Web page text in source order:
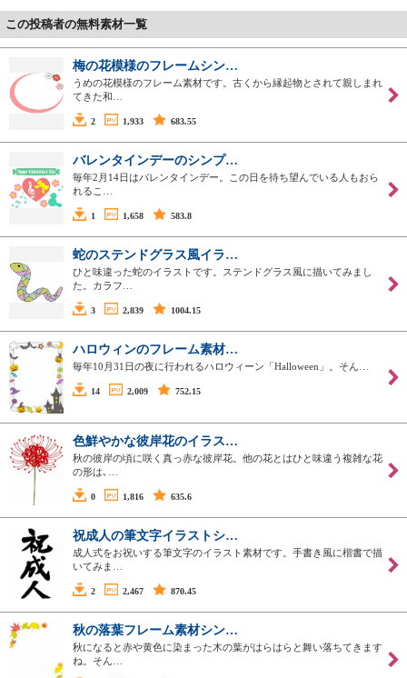
この投稿者の無料素材一覧
梅の花模様のフレームシン…
うめの花模様のフレーム素材です。古くから縁起物とされて親しまれ
てきた和…
2 1,933 683.55
バレンタインデーのシンプ…
毎年2月14日はバレンタインデー。この日を待ち望んでいる人もおら
れるこ…
1 1,658 583.8
蛇のステンドグラス風イラ…
ひと味違った蛇のイラストです。ステンドグラス風に描いてみまし
た。カラフ…
3 2,839 1004.15
ハロウィンのフレーム素材…
毎年10月31日の夜に行われるハロウィーン「Halloween」。そん…
14 2,009 752.15
色鮮やかな彼岸花のイラス…
秋の彼岸の頃に咲く真っ赤な彼岸花。他の花とはひと味違う複雑な花
の形は､…
0 1,816 635.6
祝成人の筆文字イラストシ…
成人式をお祝いする筆文字のイラスト素材です。手書き風に楷書で描
いてみま…
2 2,467 870.45
秋の落葉フレーム素材シン…
秋になると赤や黄色に染まった木の葉がはらはらと舞い落ちてきます
ね。そん…